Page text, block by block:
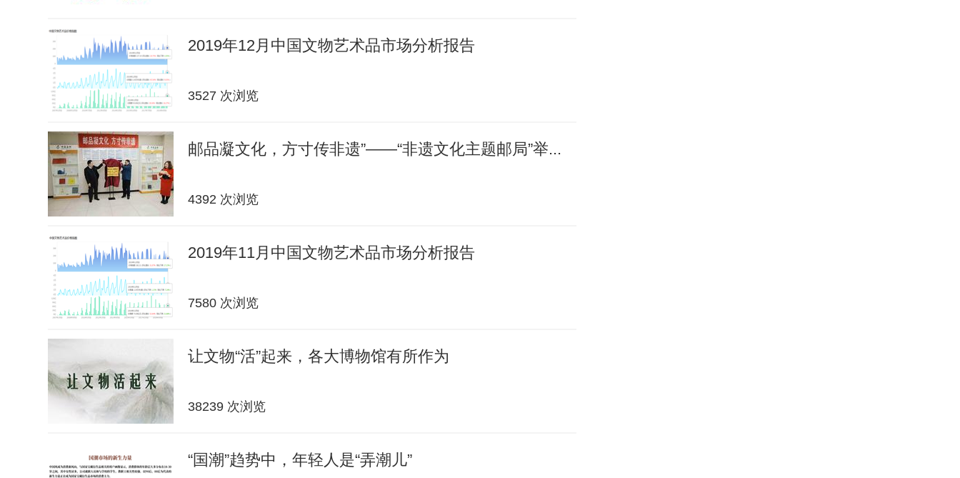
2019年12月中国文物艺术品市场分析报告
3527 次浏览
邮品凝文化，方寸传非遗”——“非遗文化主题邮局”举...
4392 次浏览
2019年11月中国文物艺术品市场分析报告
7580 次浏览
让文物“活”起来，各大博物馆有所作为
38239 次浏览
“国潮”趋势中，年轻人是“弄潮儿”